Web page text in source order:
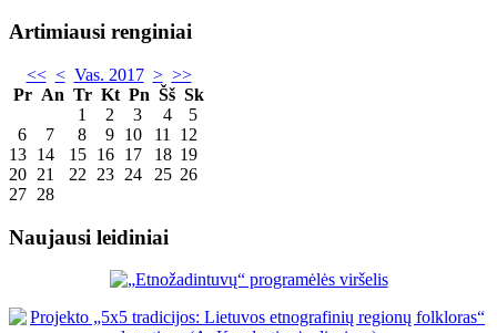
Artimiausi renginiai
<< < Vas. 2017 > >>
Pr An Tr Kt Pn Šš Sk
1
2 3 4
5
6
7 8 9 10 11
12
13 14 15 16 17 18 19
20 21 22 23 24 25 26
27 28
Naujausi leidiniai